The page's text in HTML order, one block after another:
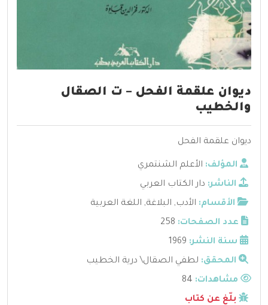
ديوان علقمة الفحل – ت الصقال
والخطيب
ديوان علقمة الفحل
المؤلف: الأعلم الشنتمري
الناشر: دار الكتاب العربي
الأقسام: الأدب, البلاغة, اللغة العربية
عدد الصفحات: 258
سنة النشر: 1969
المحقق: لطفي الصقال\ درية الخطيب
مشاهدات:
بلّغ عن كتاب